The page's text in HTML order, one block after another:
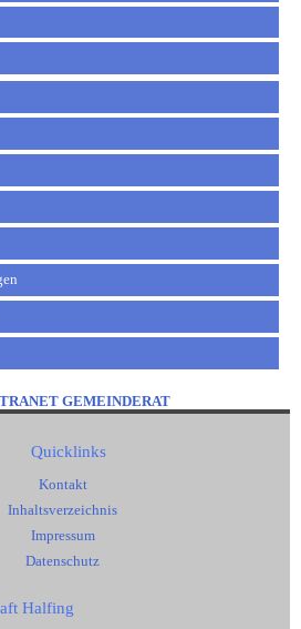
GEMEINDERAT
Quicklinks
Kontakt
Inhaltsverzeichnis
Impressum
Datenschutz
Halfing